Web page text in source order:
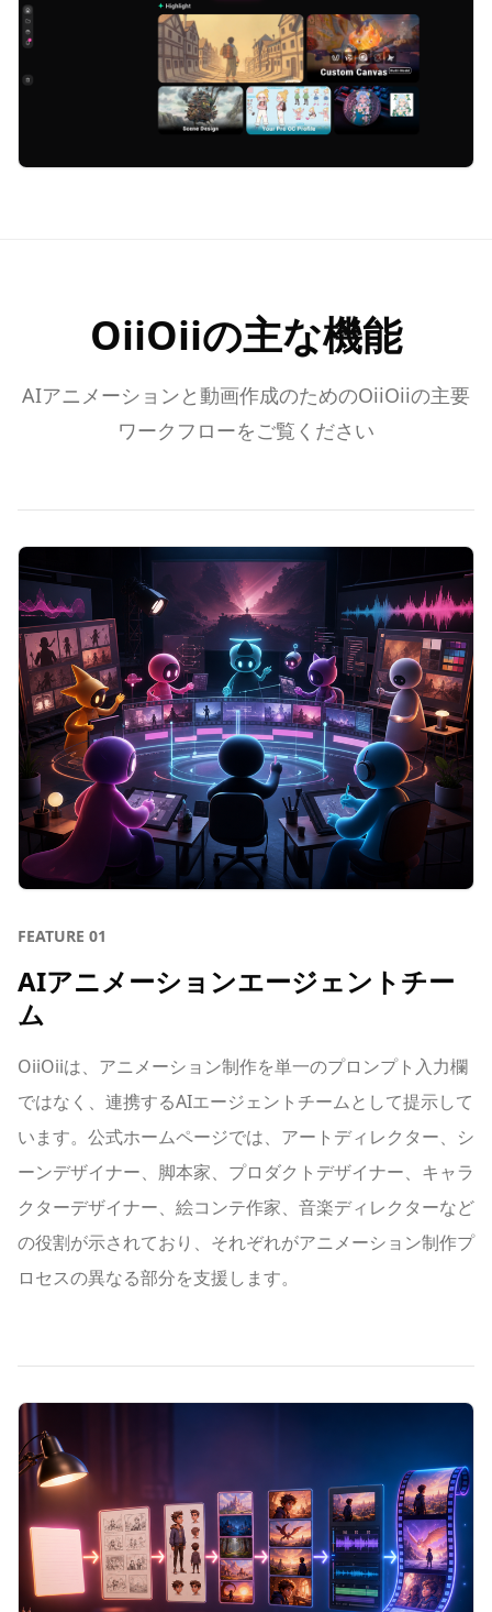
OiiOiiの主な機能
AIアニメーションと動画作成のためのOiiOiiの主要
ワークフローをご覧ください
FEATURE 01
AIアニメーションエージェントチー
ム
OiiOiiは、アニメーション制作を単一のプロンプト入力欄
ではなく、連携するAIエージェントチームとして提示して
います。公式ホームページでは、アートディレクター、シ
ーンデザイナー、脚本家、プロダクトデザイナー、キャラ
クターデザイナー、絵コンテ作家、音楽ディレクターなど
の役割が示されており、それぞれがアニメーション制作プ
ロセスの異なる部分を支援します。